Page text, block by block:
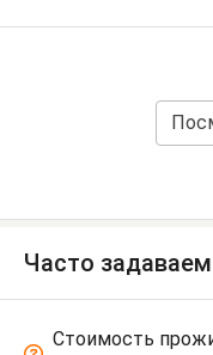
Часто
Стоимость